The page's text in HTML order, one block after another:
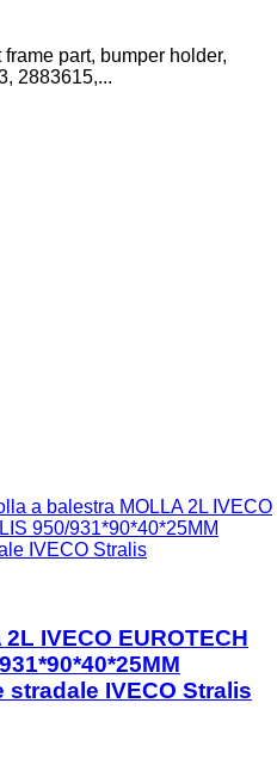
part, bumper holder,
2883615,...
a balestra MOLLA 2L IVECO
950/931*90*40*25MM
IVECO Stralis
IVECO EUROTECH
stradale IVECO Stralis